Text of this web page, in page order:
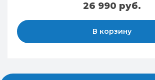
26 990 руб.
В корзину